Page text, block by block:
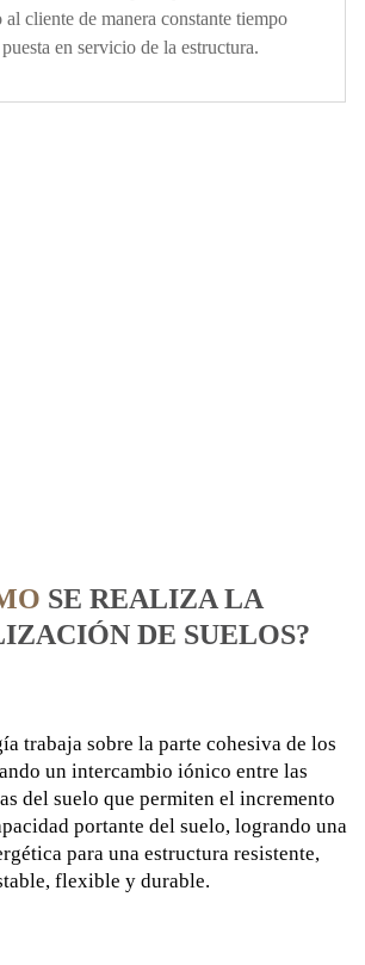
al cliente de manera constante tiempo
en servicio de la estructura.
SE REALIZA LA
DE SUELOS?
trabaja sobre la parte cohesiva de los
un intercambio iónico entre las
del suelo que permiten el incremento
portante del suelo, logrando una
para una estructura resistente,
flexible y durable.